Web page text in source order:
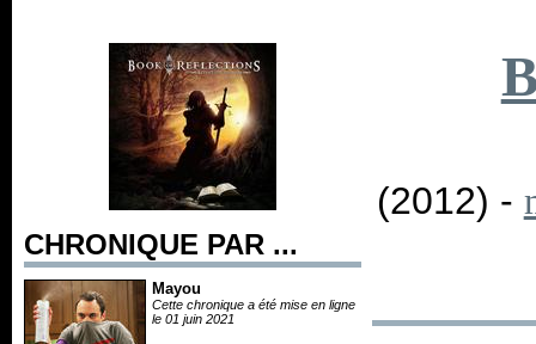
CHRONIQUE PAR ...
Mayou
Cette chronique a été mise en ligne
le 01 juin 2021
(2012) -